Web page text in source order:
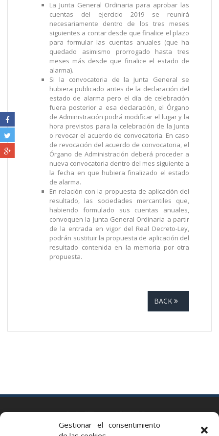
Gestionar el consentimiento
La Junta General Ordinaria para aprobar las
cuentas del ejercicio 2019 se reunirá
necesariamente dentro de los tres meses
siguientes a contar desde que finalice el plazo
para formular las cuentas anuales (que ha
quedado asimismo prorrogado hasta tres
meses más desde que finalice el estado de
alarma).
Si la convocatoria de la Junta General se
hubiera publicado antes de la declaración del
estado de alarma pero el día de celebración
fuera posterior a esa declaración, el Órgano
de Administración podrá modificar el lugar y la
hora previstos para la celebración de la Junta
o revocar el acuerdo de convocatoria. En caso
de revocación del acuerdo de convocatoria, el
Órgano de Administración deberá proceder a
nueva convocatoria dentro del mes siguiente a
la fecha en que hubiera finalizado el estado
de alarma.
En relación con la propuesta de aplicación del
resultado, las sociedades mercantiles que,
habiendo formulado sus cuentas anuales,
convoquen la Junta General Ordinaria a partir
de la entrada en vigor del Real Decreto-Ley,
podrán sustituir la propuesta de aplicación del
resultado contenida en la memoria por otra
propuesta.
BACK
Via Augusta 2 bis, 3º, 08006 Barcelona